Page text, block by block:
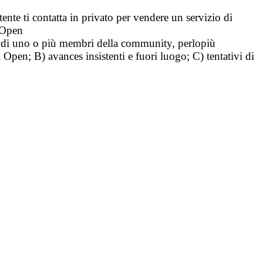
ti contatta in privato per vendere un servizio di
di uno o più membri della community, perlopiù
B) avances insistenti e fuori luogo; C) tentativi di